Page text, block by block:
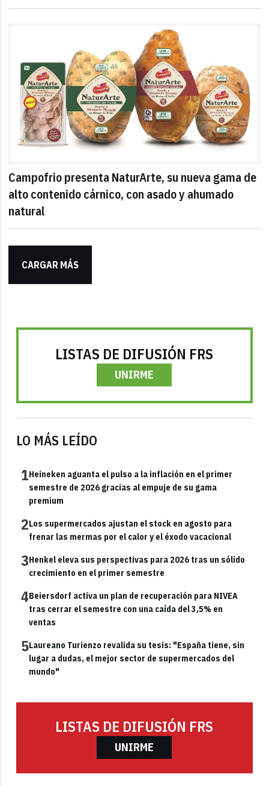
Campofrio presenta NaturArte, su nueva gama de
alto contenido cárnico, con asado y ahumado
natural
CARGAR MÁS
LISTAS DE DIFUSIÓN FRS
UNIRME
LO MÁS LEÍDO
1Heineken aguanta el pulso a la inflación en el primer
semestre de 2026 gracias al empuje de su gama
premium
2Los supermercados ajustan el stock en agosto para
frenar las mermas por el calor y el éxodo vacacional
3Henkel eleva sus perspectivas para 2026 tras un sólido
crecimiento en el primer semestre
4Beiersdorf activa un plan de recuperación para NIVEA
tras cerrar el semestre con una caída del 3,5% en
ventas
5Laureano Turienzo revalida su tesis: "España tiene, sin
lugar a dudas, el mejor sector de supermercados del
mundo"
LISTAS DE DIFUSIÓN FRS
UNIRME